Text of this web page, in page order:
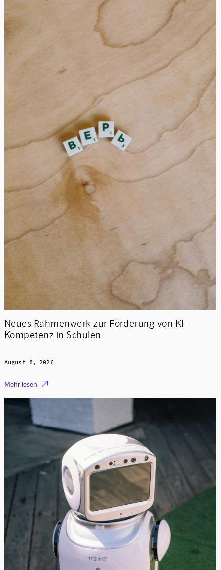
Neues Rahmenwerk zur Förderung von KI-
Kompetenz in Schulen
August 8, 2026
Mehr lesen 